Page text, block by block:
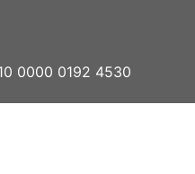
0000 0192 4530